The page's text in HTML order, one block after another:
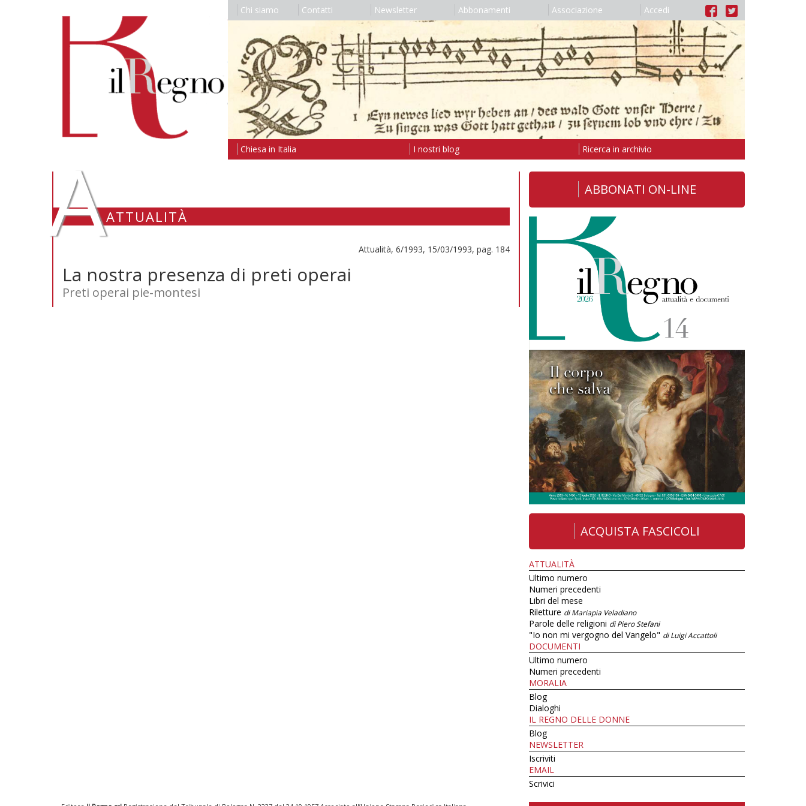
Chi siamo Contatti Newsletter Abbonamenti Associazione Accedi
Chiesa in Italia I nostri blog Ricerca in archivio
AATTUALITÀ
Attualità, 6/1993, 15/03/1993, pag. 184
La nostra presenza di preti operai
Preti operai pie-montesi
ABBONATI ON-LINE
ACQUISTA FASCICOLI
ATTUALITÀ
Ultimo numero
Numeri precedenti
Libri del mese
Riletture di Mariapia Veladiano
Parole delle religioni di Piero Stefani
"Io non mi vergogno del Vangelo" di Luigi Accattoli
DOCUMENTI
Ultimo numero
Numeri precedenti
MORALIA
Blog
Dialoghi
IL REGNO DELLE DONNE
Blog
NEWSLETTER
Iscriviti
EMAIL
Scrivici